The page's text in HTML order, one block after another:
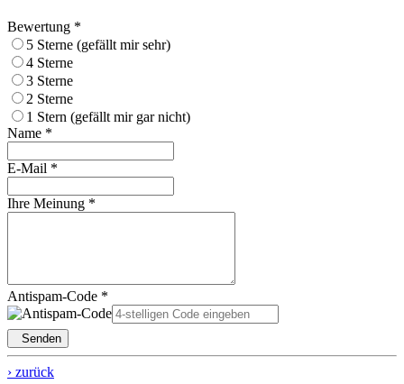
Bewertung *
5 Sterne (gefällt mir sehr)
4 Sterne
3 Sterne
2 Sterne
1 Stern (gefällt mir gar nicht)
Name *
E-Mail *
Ihre Meinung *
Antispam-Code *
Senden
› zurück